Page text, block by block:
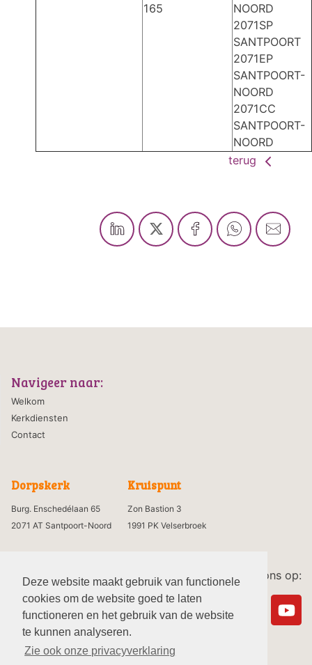
Deze website maakt gebruik van functionele
cookies om de website goed te laten
functioneren en het gebruik van de website
te kunnen analyseren.
Zie ook onze privacyverklaring
165
NOORD
2071SP
SANTPOORT
2071EP
SANTPOORT-
NOORD
2071CC
SANTPOORT-
NOORD
terug
Navigeer naar:
Welkom
Kerkdiensten
Contact
Dorpskerk Kruispunt
Burg. Enschedélaan 65
2071 AT Santpoort-Noord
Zon Bastion 3
1991 PK Velserbroek
Volg ons op: